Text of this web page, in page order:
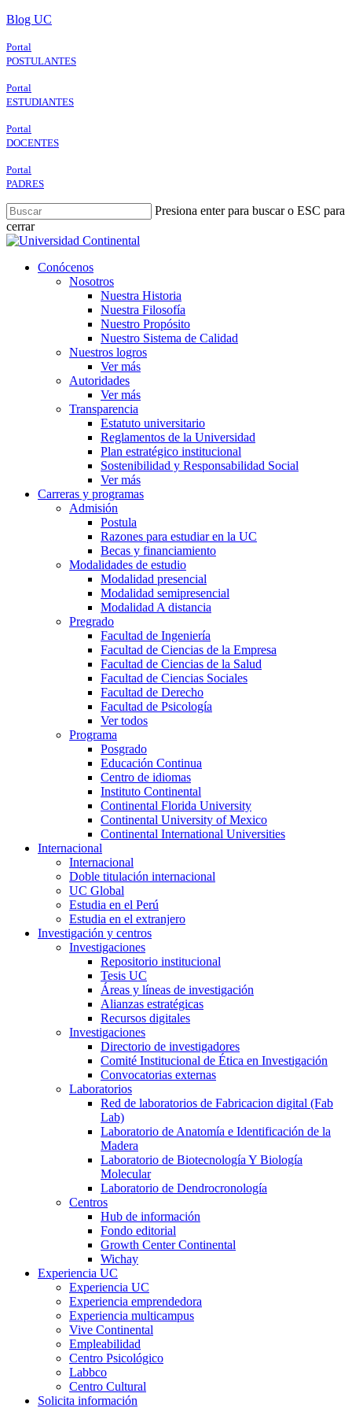
Skip
main
content
Blog UC
Portal
POSTULANTES
Portal
ESTUDIANTES
Portal
DOCENTES
Portal
PADRES
Presiona enter para buscar o ESC para
cerrar
Close
search
Menu
Conócenos
Nosotros
Nuestra Historia
Nuestra Filosofía
Nuestro Propósito
Nuestro Sistema de Calidad
Nuestros logros
Ver más
Autoridades
Ver más
Transparencia
Estatuto universitario
Reglamentos de la Universidad
Plan estratégico institucional
Sostenibilidad y Responsabilidad Social
Ver más
Carreras y programas
Admisión
Postula
Razones para estudiar en la UC
Becas y financiamiento
Modalidades de estudio
Modalidad presencial
Modalidad semipresencial
Modalidad A distancia
Pregrado
Facultad de Ingeniería
Facultad de Ciencias de la Empresa
Facultad de Ciencias de la Salud
Facultad de Ciencias Sociales
Facultad de Derecho
Facultad de Psicología
Ver todos
Programa
Posgrado
Educación Continua
Centro de idiomas
Instituto Continental
Continental Florida University
Continental University of Mexico
Continental International Universities
Internacional
Internacional
Doble titulación internacional
UC Global
Estudia en el Perú
Estudia en el extranjero
Investigación y centros
Investigaciones
Repositorio institucional
Tesis UC
Áreas y líneas de investigación
Alianzas estratégicas
Recursos digitales
Investigaciones
Directorio de investigadores
Comité Institucional de Ética en Investigación
Convocatorias externas
Laboratorios
Red de laboratorios de Fabricacion digital (Fab
Lab)
Laboratorio de Anatomía e Identificación de la
Madera
Laboratorio de Biotecnología Y Biología
Molecular
Laboratorio de Dendrocronología
Centros
Hub de información
Fondo editorial
Growth Center Continental
Wichay
Experiencia UC
Experiencia UC
Experiencia emprendedora
Experiencia multicampus
Vive Continental
Empleabilidad
Centro Psicológico
Labbco
Centro Cultural
Solicita información